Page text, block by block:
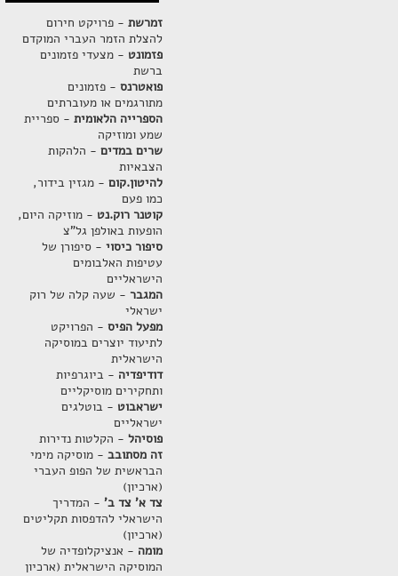
זמרשת- פרויקט חירום
להצלת הזמר העברי המוקדם
פזמונט - מצעדי פזמונים
ברשת
פואטרנס- פזמונים
מתורגמים או מעוברתים
הספרייה הלאומית- ספריית
שמע ומוזיקה
שרים במדים- הלהקות
הצבאיות
להיטון.קום- מגזין בידור,
כמו פעם
קוטנר רוק.נט - מוזיקה היום,
הופעות באולפן גל"צ
סיפור כיסוי- סיפורן של
עטיפות האלבומים
הישראליים
המגבר- שעה קלה של רוק
ישראלי
מפעל הפיס- הפרויקט
לתיעוד יוצרים במוסיקה
הישראלית
דודיפדיה - ביוגרפיות
ותחקירים מוסיקליים
ישראבוט - בוטלגים
ישראליים
פוסיהל- הקלטות נדירות
זה מסתובב- מוסיקה מימי
הבראשית של הפופ העברי
(ארכיון)
צד א' צד ב'- המדריך
הישראלי להדפסות תקליטים
(ארכיון)
מומה - אנציקלופדיה של
המוסיקה הישראלית (ארכיון